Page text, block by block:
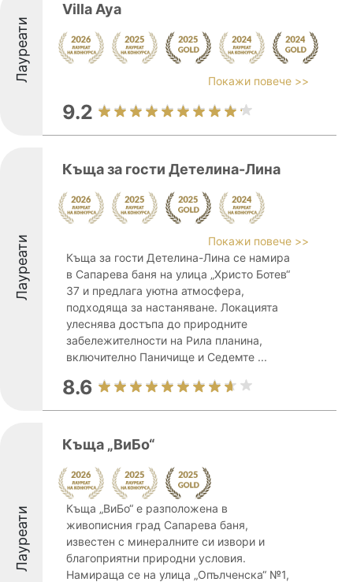
Лауреати
Villa Aya
Покажи повече >>
9.2
Лауреати
Къща за гости Детелина-Лина
Покажи повече >>
Къща за гости Детелина-Лина се намира
в Сапарева баня на улица „Христо Ботев“
37 и предлага уютна атмосфера,
подходяща за настаняване. Локацията
улеснява достъпа до природните
забележителности на Рила планина,
включително Паничище и Седемте ...
8.6
Лауреати
Къща „ВиБо“
Къща „ВиБо“ е разположена в
живописния град Сапарева баня,
известен с минералните си извори и
благоприятни природни условия.
Намираща се на улица „Опълченска“ №1,